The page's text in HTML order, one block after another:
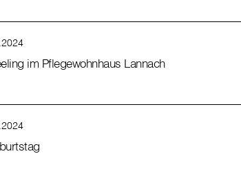
im Pflegewohnhaus Lannach